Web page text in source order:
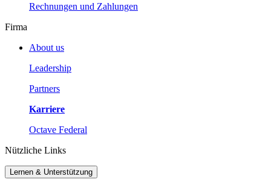
Rechnungen und Zahlungen
Firma
About us
Leadership
Partners
Karriere
Octave Federal
Nützliche Links
Lernen & Unterstützung